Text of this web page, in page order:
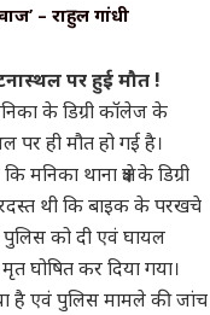
– राहुल गांधी
पर हुई मौत !
के डिग्री कॉलेज के
पर ही मौत हो गई है।
थाना क्षेत्र के डिग्री
थी कि बाइक के परखचे
को दी एवं घायल
घोषित कर दिया गया।
है एवं पुलिस मामले की जांच